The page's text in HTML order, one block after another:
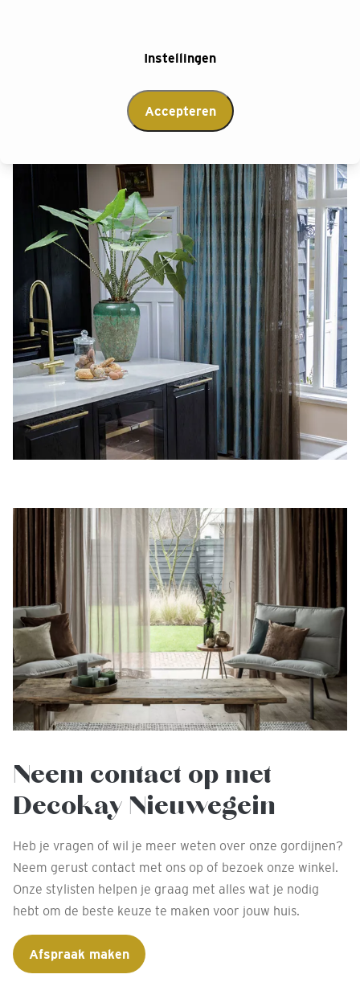
Neem contact op met
Decokay Nieuwegein
Heb je vragen of wil je meer weten over onze gordijnen?
Neem gerust contact met ons op of bezoek onze winkel.
Onze stylisten helpen je graag met alles wat je nodig
hebt om de beste keuze te maken voor jouw huis.
Afspraak maken
Instellingen
Accepteren